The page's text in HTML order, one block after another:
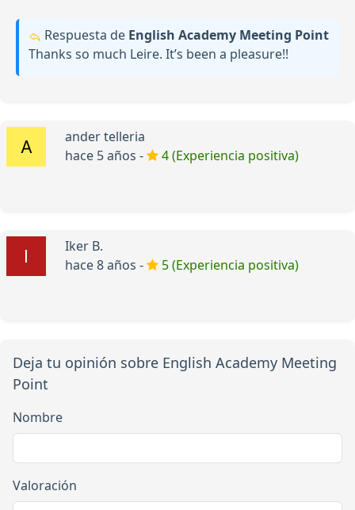
Respuesta de English Academy Meeting Point
Thanks so much Leire. It’s been a pleasure!!
ander telleria
hace 5 años -
4 (Experiencia positiva)
Iker B.
hace 8 años -
5 (Experiencia positiva)
Deja tu opinión sobre English Academy Meeting
Point
Nombre
Valoración